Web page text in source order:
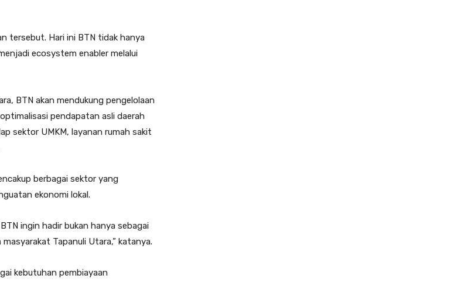
tersebut. Hari ini BTN tidak hanya
ecosystem enabler melalui
BTN akan mendukung pengelolaan
pendapatan asli daerah
sektor UMKM, layanan rumah sakit
berbagai sektor yang
ekonomi lokal.
ingin hadir bukan hanya sebagai
Tapanuli Utara,” katanya.
kebutuhan pembiayaan